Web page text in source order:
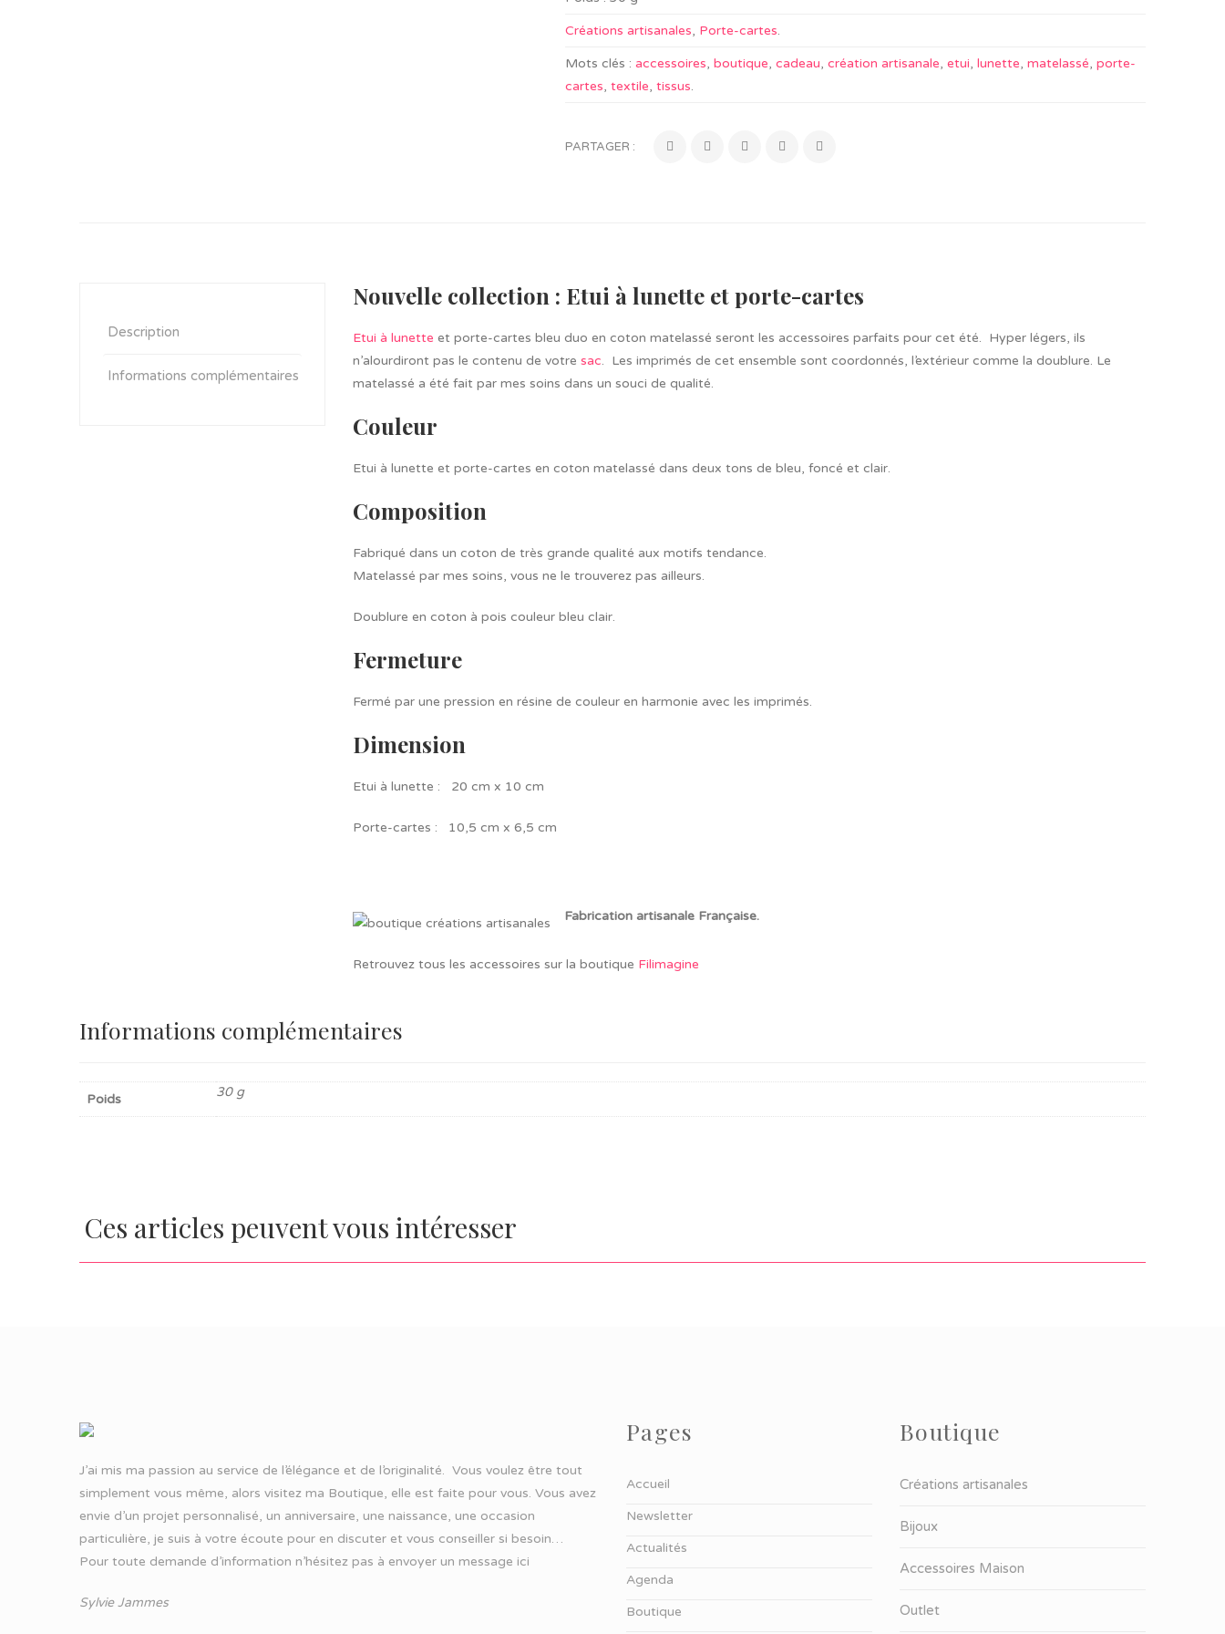
Créations artisanales, Porte-cartes.
Mots clés : accessoires,boutique,cadeau,création artisanale,etui,lunette,matelassé,porte-
cartes,textile,tissus.
PARTAGER :
Description
Informations complémentaires
Nouvelle collection : Etui à lunette et porte-cartes
Etui à lunette et porte-cartes bleu duo en coton matelassé seront les accessoires parfaits pour cet été. Hyper légers, ils
n’alourdiront pas le contenu de votre sac. Les imprimés de cet ensemble sont coordonnés, l’extérieur comme la doublure. Le
matelassé a été fait par mes soins dans un souci de qualité.
Couleur
Etui à lunette et porte-cartes en coton matelassé dans deux tons de bleu, foncé et clair.
Composition
Fabriqué dans un coton de très grande qualité aux motifs tendance.
Matelassé par mes soins, vous ne le trouverez pas ailleurs.
Doublure en coton à pois couleur bleu clair.
Fermeture
Fermé par une pression en résine de couleur en harmonie avec les imprimés.
Dimension
Etui à lunette : 20 cm x 10 cm
Porte-cartes : 10,5 cm x 6,5 cm
Fabrication artisanale Française.
Retrouvez tous les accessoires sur la boutique Filimagine
Informations complémentaires
Poids 30 g
Ces articles peuvent vous intéresser
J’ai mis ma passion au service de l’élégance et de l’originalité. Vous voulez être tout
simplement vous même, alors visitez ma Boutique, elle est faite pour vous. Vous avez
envie d’un projet personnalisé, un anniversaire, une naissance, une occasion
particulière, je suis à votre écoute pour en discuter et vous conseiller si besoin…
Pour toute demande d’information n’hésitez pas à envoyer un message ici
Sylvie Jammes
Pages
Accueil
Newsletter
Actualités
Agenda
Boutique
Boutique
Créations artisanales
Bijoux
Accessoires Maison
Outlet